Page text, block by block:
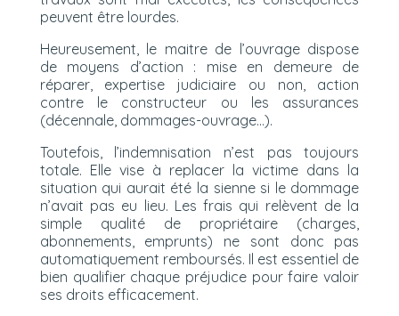
peuvent être lourdes.
Heureusement, le maitre de l’ouvrage dispose
de moyens d’action : mise en demeure de
réparer, expertise judiciaire ou non, action
contre le constructeur ou les assurances
(décennale, dommages-ouvrage…).
Toutefois, l’indemnisation n’est pas toujours
totale. Elle vise à replacer la victime dans la
situation qui aurait été la sienne si le dommage
n’avait pas eu lieu. Les frais qui relèvent de la
simple qualité de propriétaire (charges,
abonnements, emprunts) ne sont donc pas
automatiquement remboursés. Il est essentiel de
bien qualifier chaque préjudice pour faire valoir
ses droits efficacement.